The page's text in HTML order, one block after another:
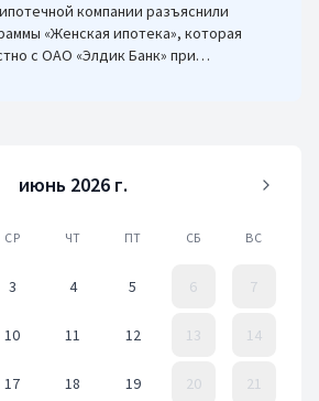
компании разъяснили
«Женская ипотека», которая
с ОАО «Элдик Банк» при
июнь 2026 г.
СР ЧТ ПТ СБ ВС
3 4 5 6 7
10 11 12 13 14
17 18 19 20 21